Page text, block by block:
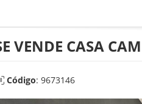
VENDE CASA
Código: 9673146